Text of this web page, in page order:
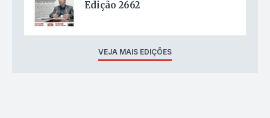
Edição 2662
VEJA MAIS EDIÇÕES